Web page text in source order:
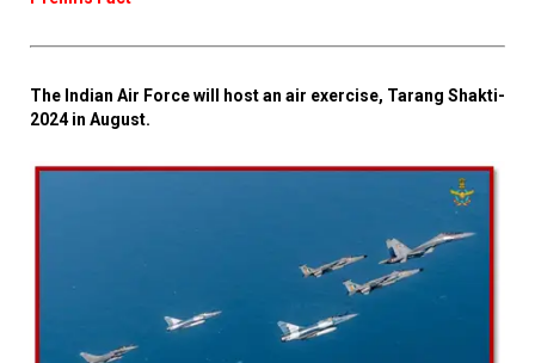
The Indian Air Force will host an air exercise, Tarang Shakti-
2024 in August.